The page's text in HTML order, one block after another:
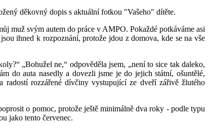
děkovný dopis s aktuální fotkou "Vašeho" dítěte.
muž svým autem do práce v AMPO. Pokaždé potkáváme asi
ihned k rozpoznání, protože jdou z domova, kde se na vše
„Bohužel ne,“ odpověděla jsem, „není to sice tak daleko,
do auta nasedly a dovezli jsme je do jejich státní, ošuntělé,
radostí rozzářené dívčiny vystupující ze dveří zářivě žlutého
o pomoc, protože ještě minimálně dva roky - podle typu
jako tento červenec.